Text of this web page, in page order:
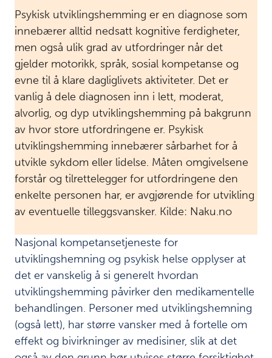
Psykisk utviklingshemming er en diagnose som
innebærer alltid nedsatt kognitive ferdigheter,
men også ulik grad av utfordringer når det
gjelder motorikk, språk, sosial kompetanse og
evne til å klare dagliglivets aktiviteter. Det er
vanlig å dele diagnosen inn i lett, moderat,
alvorlig, og dyp utviklingshemming på bakgrunn
av hvor store utfordringene er. Psykisk
utviklingshemming innebærer sårbarhet for å
utvikle sykdom eller lidelse. Måten omgivelsene
forstår og tilrettelegger for utfordringene den
enkelte personen har, er avgjørende for utvikling
av eventuelle tilleggsvansker. Kilde: Naku.no
Nasjonal kompetansetjeneste for
utviklingshemning og psykisk helse opplyser at
det er vanskelig å si generelt hvordan
utviklingshemming påvirker den medikamentelle
behandlingen. Personer med utviklingshemning
(også lett), har større vansker med å fortelle om
effekt og bivirkninger av medisiner, slik at det